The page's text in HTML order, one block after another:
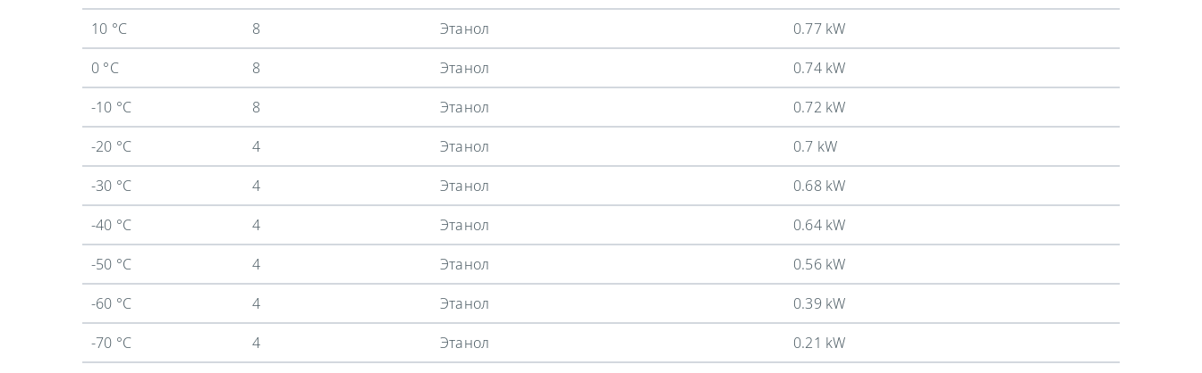
10 °C
8 Этанол
0.77 kW
0 °C
8 Этанол
0.74 kW
-10 °C
8 Этанол
0.72 kW
-20 °C
4 Этанол
0.7 kW
-30 °C
4 Этанол
0.68 kW
-40 °C
4 Этанол
0.64 kW
-50 °C
4 Этанол
0.56 kW
-60 °C
4 Этанол
0.39 kW
-70 °C
4 Этанол
0.21 kW